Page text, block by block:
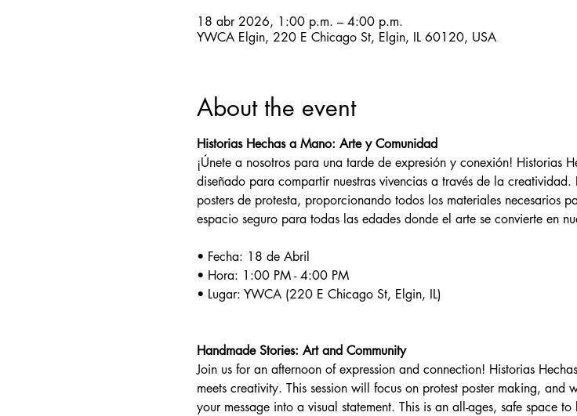
18 abr 2026, 1:00 p.m. – 4:00 p.m.
YWCA Elgin, 220 E Chicago St, Elgin, IL 60120, USA
About the event
Historias Hechas a Mano: Arte y Comunidad
¡Únete a nosotros para una tarde de expresión y conexión! Historias
diseñado para compartir nuestras vivencias a través de la
posters de protesta, proporcionando todos los materiales necesarios
espacio seguro para todas las edades donde el arte se convierte en
• Fecha: 18 de Abril
• Hora: 1:00 PM - 4:00 PM
• Lugar: YWCA (220 E Chicago St, Elgin, IL)
Handmade Stories: Art and Community
Join us for an afternoon of expression and connection! Historias
meets creativity. This session will focus on protest poster making, and
your message into a visual statement. This is an all-ages, safe space